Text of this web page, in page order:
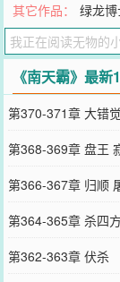
您要是觉得《南天
的朋友推荐哦！
其它作品： 绿龙
《南天霸》最新
第370-371章 大错
第368-369章 盘王
第366-367章 归顺
第364-365章 杀四
第362-363章 伏杀